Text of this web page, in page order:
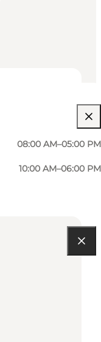
08:00 AM–05:00 PM
10:00 AM–06:00 PM